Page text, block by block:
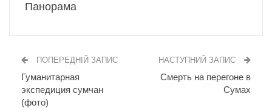
Панорама
ПОПЕРЕДНІЙ ЗАПИС
Гуманитарная
экспедиция сумчан
(фото)
НАСТУПНИЙ ЗАПИС
Смерть на перегоне в
Сумах